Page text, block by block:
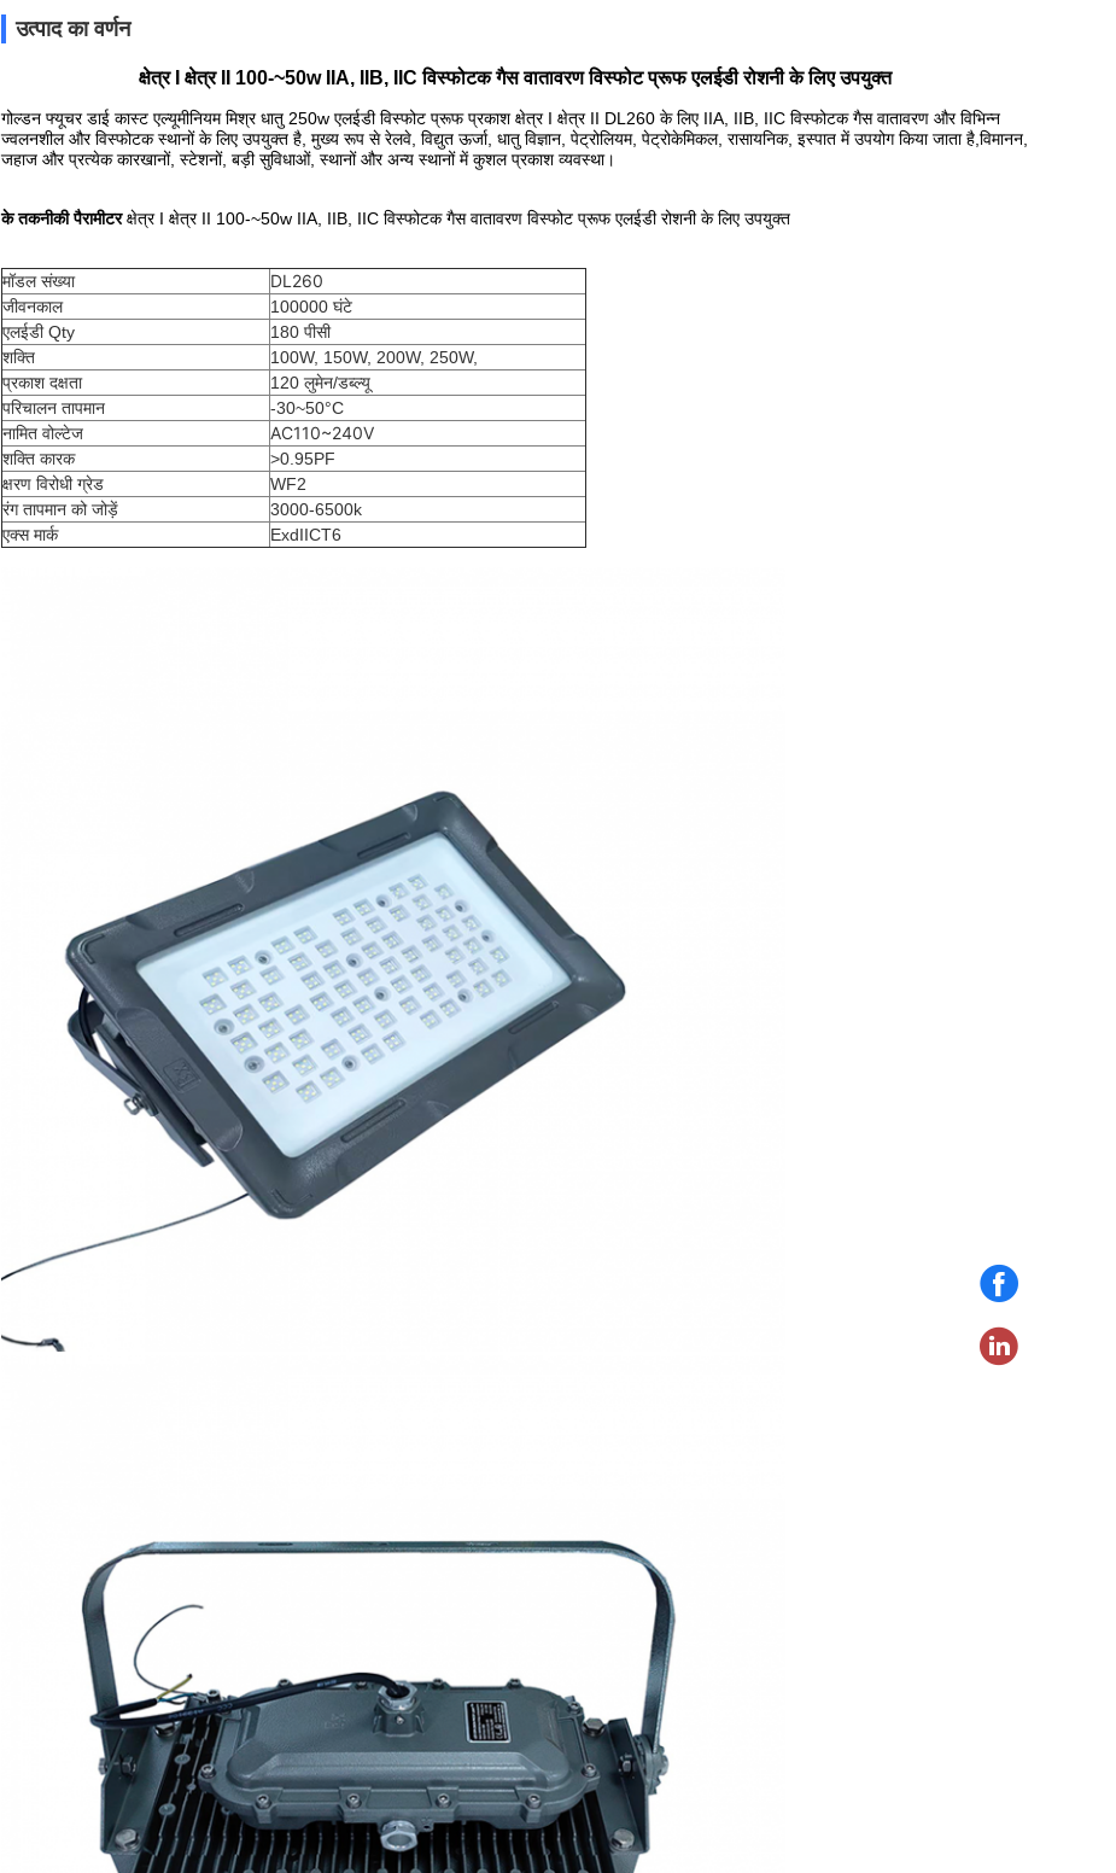
उत्पाद का वर्णन
क्षेत्र I क्षेत्र II 100-~50w IIA, IIB, IIC विस्फोटक गैस वातावरण विस्फोट प्रूफ एलईडी रोशनी के लिए उपयुक्त
गोल्डन फ्यूचर डाई कास्ट एल्यूमीनियम मिश्र धातु 250w एलईडी विस्फोट प्रूफ प्रकाश क्षेत्र I क्षेत्र II DL260 के लिए IIA, IIB, IIC विस्फोटक गैस वातावरण और विभिन्न
ज्वलनशील और विस्फोटक स्थानों के लिए उपयुक्त है, मुख्य रूप से रेलवे, विद्युत ऊर्जा, धातु विज्ञान, पेट्रोलियम, पेट्रोकेमिकल, रासायनिक, इस्पात में उपयोग किया जाता है,विमानन,
जहाज और प्रत्येक कारखानों, स्टेशनों, बड़ी सुविधाओं, स्थानों और अन्य स्थानों में कुशल प्रकाश व्यवस्था।
के तकनीकी पैरामीटर क्षेत्र I क्षेत्र II 100-~50w IIA, IIB, IIC विस्फोटक गैस वातावरण विस्फोट प्रूफ एलईडी रोशनी के लिए उपयुक्त
मॉडल संख्या DL260
जीवनकाल
100000 घंटे
एलईडी Qty
180 पीसी
शक्ति
100W, 150W, 200W, 250W,
प्रकाश दक्षता
120 लुमेन/डब्ल्यू
परिचालन तापमान
-30~50°C
नामित वोल्टेज
AC110~240V
शक्ति कारक
>0.95PF
क्षरण विरोधी ग्रेड
WF2
रंग तापमान को जोड़ें
3000-6500k
एक्स मार्क
ExdIICT6